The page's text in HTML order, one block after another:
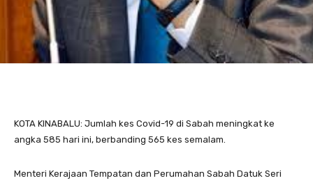
KOTA KINABALU: Jumlah kes Covid-19 di Sabah meningkat ke
angka 585 hari ini, berbanding 565 kes semalam.
Menteri Kerajaan Tempatan dan Perumahan Sabah Datuk Seri